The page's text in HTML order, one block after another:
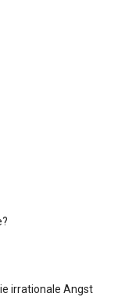
irrationale Angst